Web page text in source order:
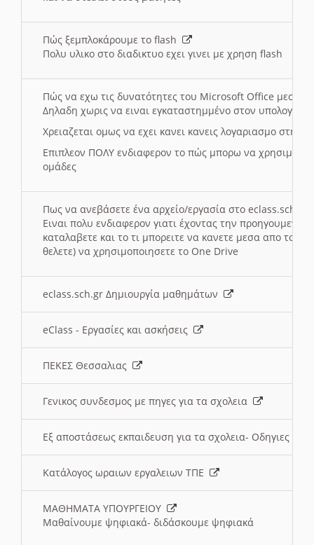
Πώς ξεμπλοκάρουμε το flash
Πολυ υλικο στο διαδικτυο εχει γινει με χρηση flash
Πώς να εχω τις δυνατότητες του Microsoft Office μεσω
Δηλαδη χωρις να ειναι εγκαταστημμένο στον
Χρειαζεται ομως να εχει κανει κανεις λογαριασμο στη
Επιπλεον ΠΟΛΥ ενδιαφερον το πώς μπορω να
ομάδες
Πως να ανεβάσετε ένα αρχείο/εργασία στο eclass.sch.gr
Ειναι πολυ ενδιαφερον γιατι έχοντας την
καταλαβετε και το τι μπορειτε να κανετε μεσα απο το
θελετε) να χρησιμοποιησετε το One Drive
eclass.sch.gr Δημιουργία μαθημάτων
eClass - Εργασίες και ασκήσεις
ΠΕΚΕΣ Θεσσαλιας
Γενικος συνδεσμος με πηγες για τα σχολεια
Εξ αποστάσεως εκπαιδευση για τα σχολεια- Οδηγιες
Κατάλογος ωραιων εργαλειων ΤΠΕ
ΜΑΘΗΜΑΤΑ ΥΠΟΥΡΓΕΙΟΥ
Μαθαίνουμε ψηφιακά- διδάσκουμε ψηφιακά